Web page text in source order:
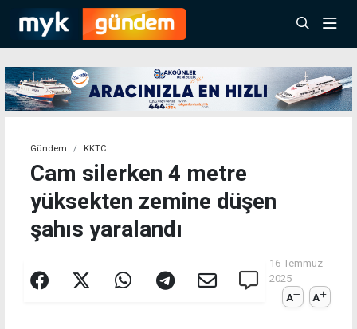
Gündem KKTC
Cam silerken 4 metre
yüksekten zemine düşen
şahıs yaralandı
16 Temmuz
2025
A
A